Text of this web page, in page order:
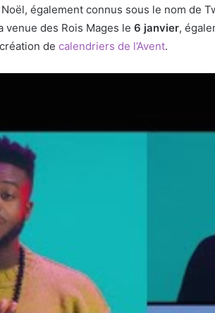
également connus sous le nom de
venue des Rois Mages le 6 janvier,
de calendriers de l’Avent.